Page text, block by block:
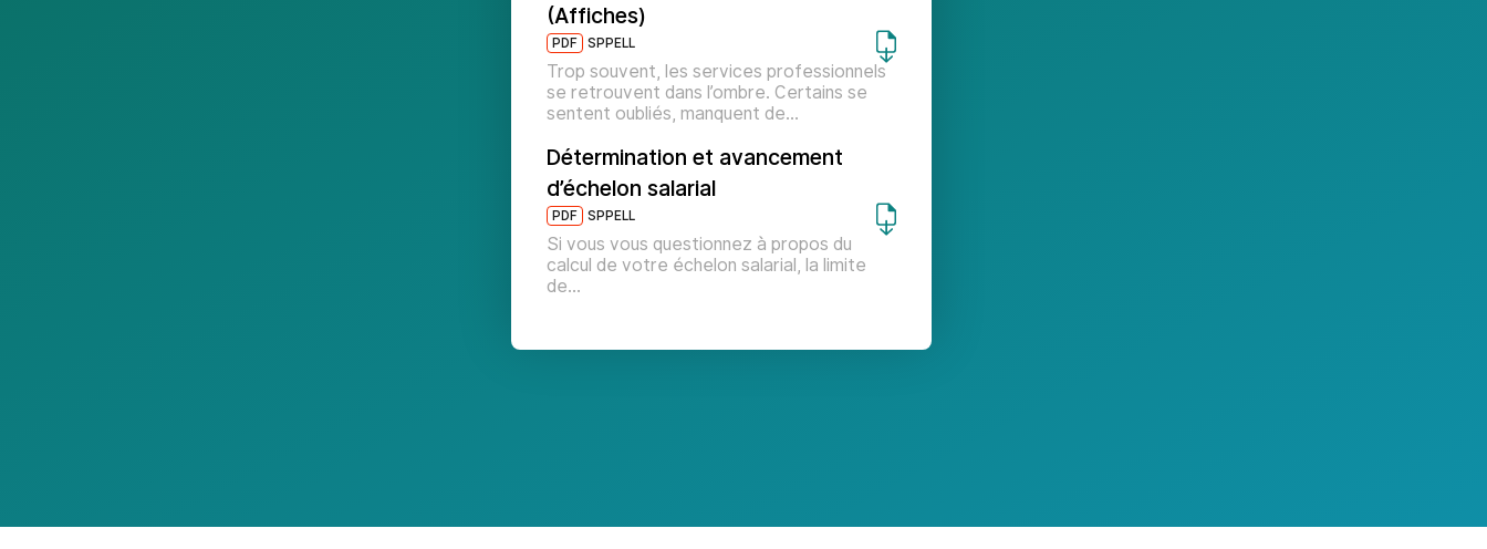
(Affiches)
PDF SPPELL
Trop souvent, les services professionnels
se retrouvent dans l’ombre. Certains se
sentent oubliés, manquent de…
Détermination et avancement
d’échelon salarial
PDF SPPELL
Si vous vous questionnez à propos du
calcul de votre échelon salarial, la limite
de…